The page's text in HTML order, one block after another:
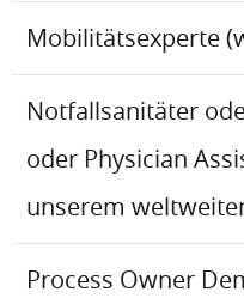
Mobilitätsexperte
Notfallsanitäter
oder Physician
unserem
Process Owner